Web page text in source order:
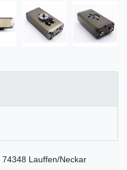
74348 Lauffen/Neckar